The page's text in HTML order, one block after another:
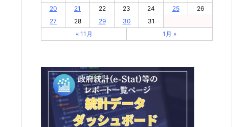
20
21 22 23 24 25
26
27
28 29 30
31
« 11月
1月 »